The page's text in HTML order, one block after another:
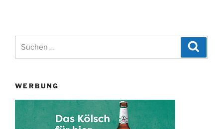
WERBUNG